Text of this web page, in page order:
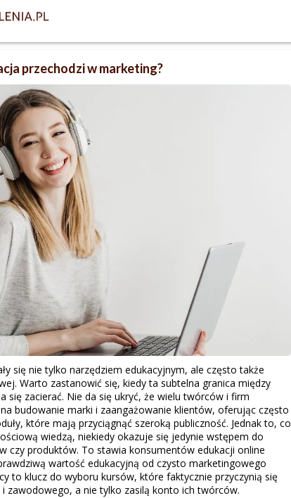
przechodzi w marketing?
się nie tylko narzędziem edukacyjnym, ale często także
Warto zastanowić się, kiedy ta subtelna granica między
się zacierać. Nie da się ukryć, że wielu twórców i firm
budowanie marki i zaangażowanie klientów, oferując często
które mają przyciągnąć szeroką publiczność. Jednak to, co
wiedzą, niekiedy okazuje się jedynie wstępem do
czy produktów. To stawia konsumentów edukacji online
wartość edukacyjną od czysto marketingowego
to klucz do wyboru kursów, które faktycznie przyczynią się
zawodowego, a nie tylko zasilą konto ich twórców.